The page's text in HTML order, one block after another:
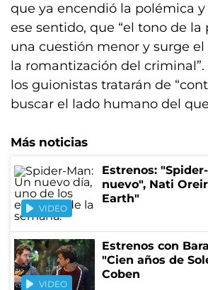
que ya encendió la polémica y
ese sentido, que “el tono de la
una cuestión menor y surge
la romantización del criminal”.
los guionistas tratarán de
buscar el lado humano del
Más noticias
VIDEO
Estrenos:
nuevo", Nati
Earth"
VIDEO
Estrenos con
"Cien años de
Coben